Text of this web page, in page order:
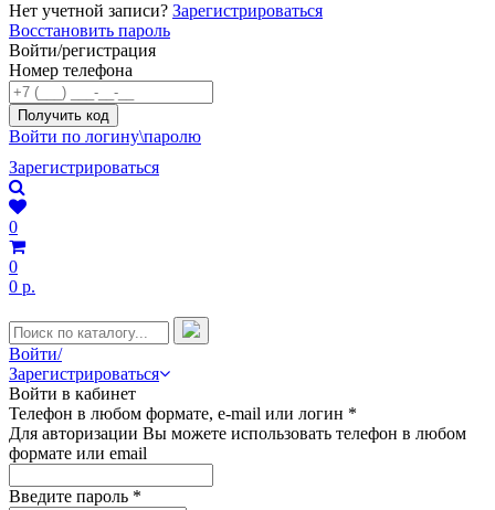
Нет учетной записи? Зарегистрироваться
Восстановить пароль
Войти/регистрация
Номер телефона
Войти по логину\паролю
Зарегистрироваться
0
0
0 р.
Войти/
Зарегистрироваться
Войти в кабинет
Телефон в любом формате, e-mail или логин *
Для авторизации Вы можете использовать телефон в любом
формате или email
Введите пароль *